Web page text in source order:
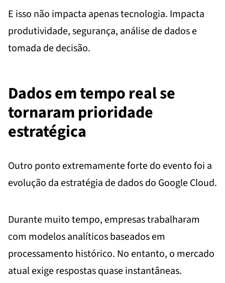
E isso não impacta apenas tecnologia. Impacta
produtividade, segurança, análise de dados e
tomada de decisão.
Dados em tempo real se
tornaram prioridade
estratégica
Outro ponto extremamente forte do evento foi a
evolução da estratégia de dados do Google Cloud.
Durante muito tempo, empresas trabalharam
com modelos analíticos baseados em
processamento histórico. No entanto, o mercado
atual exige respostas quase instantâneas.